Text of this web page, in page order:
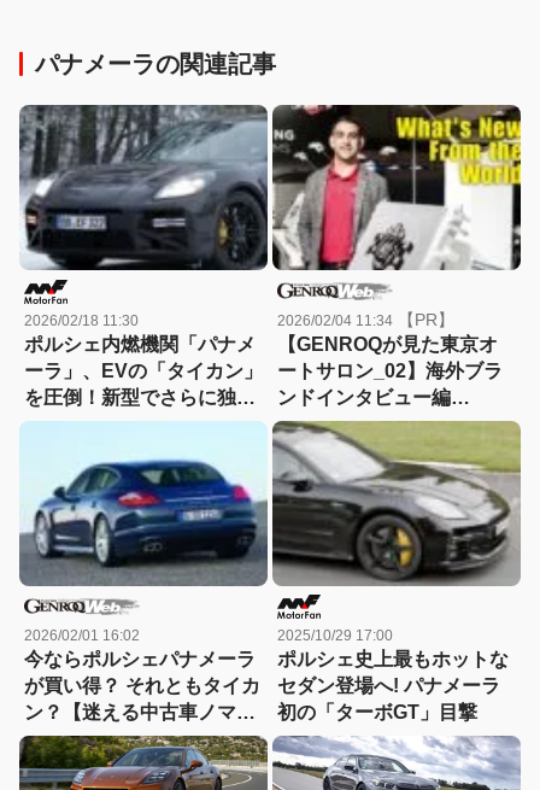
パナメーラの関連記事
2026/02/18 11:30
ポルシェ内燃機関「パナメ
ーラ」、EVの「タイカン」
を圧倒！新型でさらに独走
へ
2026/02/04 11:34 【PR】
【GENROQが見た東京オ
ートサロン_02】海外ブラ
ンドインタビュー編
「What’s New From the
World」【東京オートサロ
ン2026】
2026/02/01 16:02
今ならポルシェパナメーラ
が買い得？ それともタイカ
ン？【迷える中古車ノマド
へ：12】
2025/10/29 17:00
ポルシェ史上最もホットな
セダン登場へ! パナメーラ
初の「ターボGT」目撃